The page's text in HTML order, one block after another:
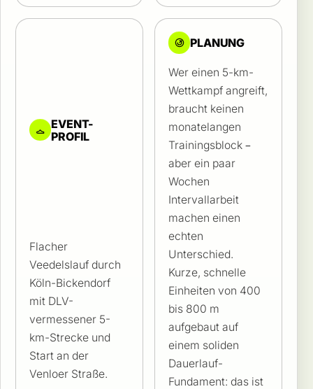
EVENT-
PROFIL
Flacher
Veedelslauf durch
Köln-Bickendorf
mit DLV-
vermessener 5-
km-Strecke und
Start an der
Venloer Straße.
PLANUNG
Wer einen 5-km-
Wettkampf angreift,
braucht keinen
monatelangen
Trainingsblock –
aber ein paar
Wochen
Intervallarbeit
machen einen
echten
Unterschied.
Kurze, schnelle
Einheiten von 400
bis 800 m
aufgebaut auf
einem soliden
Dauerlauf-
Fundament: das ist